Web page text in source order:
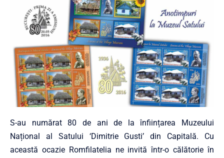
S-au numărat 80 de ani de la înființarea Muzeului
Național al Satului ‘Dimitrie Gusti’ din Capitală. Cu
această ocazie Romfilatelia ne invită într-o călătorie în